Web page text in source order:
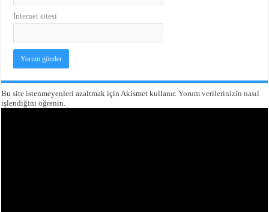
İnternet sitesi
Bu site istenmeyenleri azaltmak için Akismet kullanır.Yorum verilerinizin nasıl
işlendiğini öğrenin.